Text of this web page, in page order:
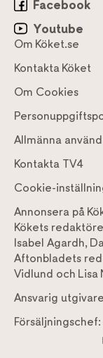
Facebook
Youtube
Om Köket.se
Kontakta Köket
Om Cookies
Allmänna
Kontakta TV4
Cookie-
Annonsera på
Kökets
Isabel Agardh,
Aftonbladets
Vidlund och Lisa
Ansvarig
Försäljningschef: